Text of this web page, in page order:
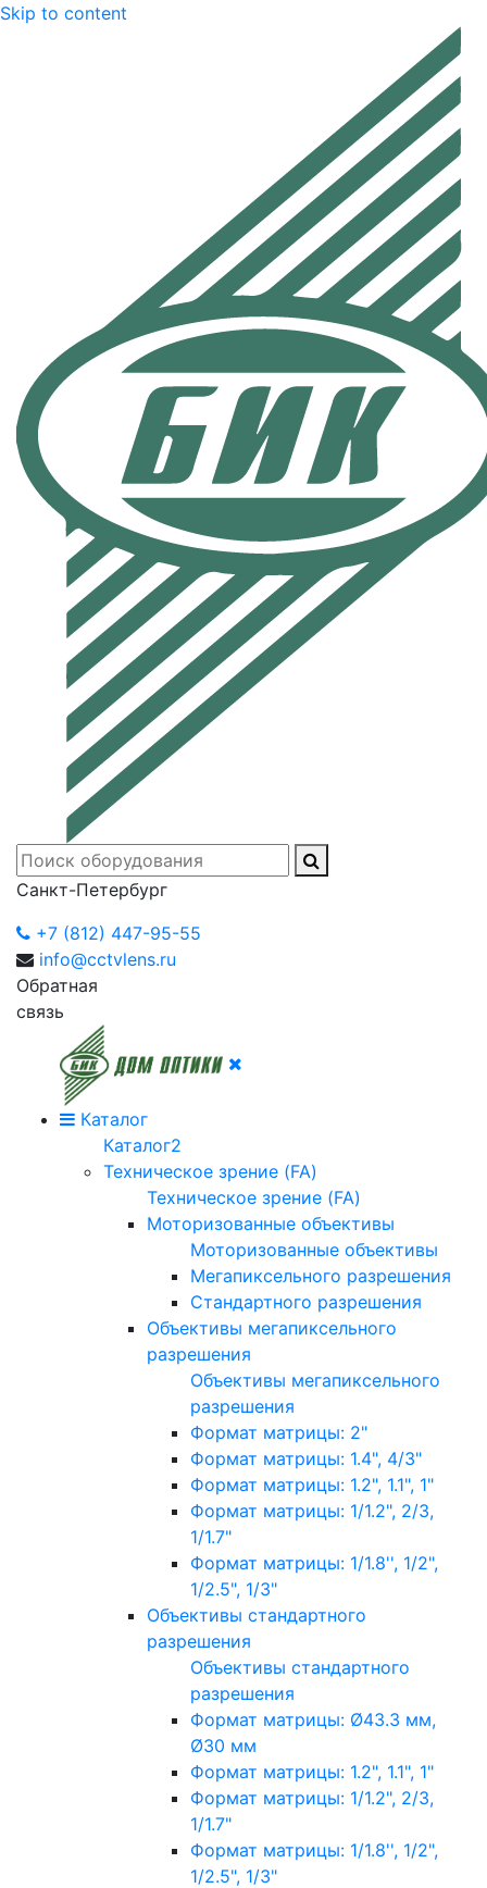
Skip to content
Санкт-Петербург
+7 (812) 447-95-55
info@cctvlens.ru
Обратная
связь
Каталог
Каталог2
Техническое зрение (FA)
Техническое зрение (FA)
Моторизованные объективы
Моторизованные объективы
Мегапиксельного разрешения
Стандартного разрешения
Объективы мегапиксельного
разрешения
Объективы мегапиксельного
разрешения
Формат матрицы: 2"
Формат матрицы: 1.4", 4/3"
Формат матрицы: 1.2", 1.1", 1"
Формат матрицы: 1/1.2", 2/3,
1/1.7"
Формат матрицы: 1/1.8'', 1/2",
1/2.5", 1/3"
Объективы стандартного
разрешения
Объективы стандартного
разрешения
Формат матрицы: Ø43.3 мм,
Ø30 мм
Формат матрицы: 1.2", 1.1", 1"
Формат матрицы: 1/1.2", 2/3,
1/1.7"
Формат матрицы: 1/1.8'', 1/2",
1/2.5", 1/3"